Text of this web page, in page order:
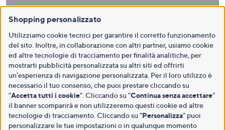
Shopping personalizzato
Utilizziamo cookie tecnici per garantire il corretto funzionamento
del sito. Inoltre, in collaborazione con altri partner, usiamo cookie
ed altre tecnologie di tracciamento per finalità analitiche, per
mostrarti pubblicità personalizzata su altri siti ed offrirti
un’esperienza di navigazione personalizzata. Per il loro utilizzo è
necessario il tuo consenso, che puoi prestare cliccando su
"Accetta tutti i cookie". Cliccando su "Continua senza accettare"
il banner scomparirà e non utilizzeremo questi cookie ed altre
tecnologie di tracciamento. Cliccando su "Personalizza" puoi
personalizzare le tue impostazioni o in qualunque momento